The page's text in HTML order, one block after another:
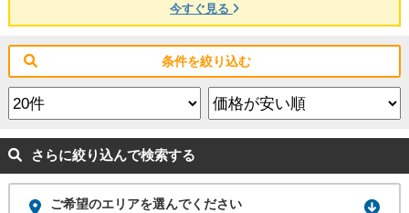
今すぐ見る
条件を絞り込む
さらに絞り込んで検索する
ご希望のエリアを選んでください